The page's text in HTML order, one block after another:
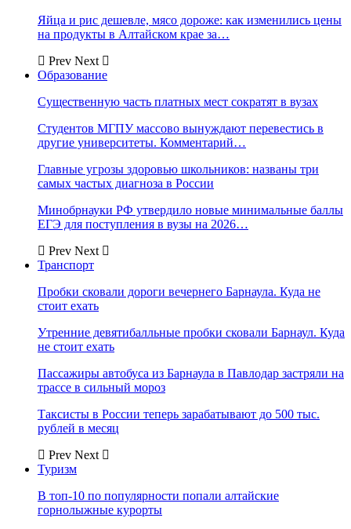
Яйца и рис дешевле, мясо дороже: как изменились цены
на продукты в Алтайском крае за…
Prev Next
Образование
Существенную часть платных мест сократят в вузах
Студентов МГПУ массово вынуждают перевестись в
другие университеты. Комментарий…
Главные угрозы здоровью школьников: названы три
самых частых диагноза в России
Минобрнауки РФ утвердило новые минимальные баллы
ЕГЭ для поступления в вузы на 2026…
Prev Next
Транспорт
Пробки сковали дороги вечернего Барнаула. Куда не
стоит ехать
Утренние девятибалльные пробки сковали Барнаул. Куда
не стоит ехать
Пассажиры автобуса из Барнаула в Павлодар застряли на
трассе в сильный мороз
Таксисты в России теперь зарабатывают до 500 тыс.
рублей в месяц
Prev Next
Туризм
В топ-10 по популярности попали алтайские
горнолыжные курорты